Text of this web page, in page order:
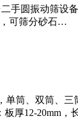
圆振动筛设
可筛分砂石…
筒、双筒、
板厚12-20mm，